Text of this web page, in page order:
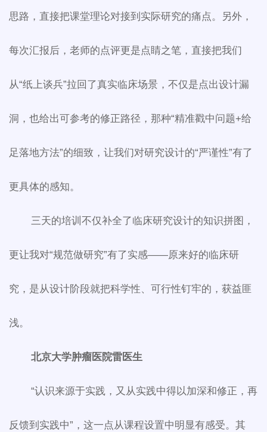
思路，直接把课堂理论对接到实际研究的痛点。另外，
每次汇报后，老师的点评更是点睛之笔，直接把我们
从“纸上谈兵”拉回了真实临床场景，不仅是点出设计漏
洞，也给出可参考的修正路径，那种“精准戳中问题+给
足落地方法”的细致，让我们对研究设计的“严谨性”有了
更具体的感知。
三天的培训不仅补全了临床研究设计的知识拼图，
更让我对“规范做研究”有了实感——原来好的临床研
究，是从设计阶段就把科学性、可行性钉牢的，获益匪
浅。
北京大学肿瘤医院雷医生
“认识来源于实践，又从实践中得以加深和修正，再
反馈到实践中”，这一点从课程设置中明显有感受。其